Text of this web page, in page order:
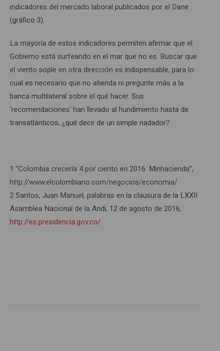
indicadores del mercado laboral publicados por el Dane
(gráfico 3).
La mayoría de estos indicadores permiten afirmar que el
Gobierno está surfeando en el mar que no es. Buscar que
el viento sople en otra dirección es indispensable, para lo
cual es necesario que no atienda ni pregunte más a la
banca multilateral sobre el qué hacer. Sus
‘recomendaciones’ han llevado al hundimiento hasta de
transatlánticos, ¿qué decir de un simple nadador?
1 “Colombia crecería 4 por ciento en 2016: Minhacienda”,
http://www.elcolombiano.com/negocios/economia/
2 Santos, Juan Manuel, palabras en la clausura de la LXXII
Asamblea Nacional de la Andi, 12 de agosto de 2016,
http://es.presidencia.gov.co/